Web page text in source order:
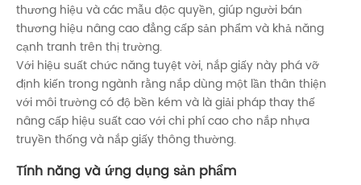
thương hiệu và các mẫu độc quyền, giúp người bán
thương hiệu nâng cao đẳng cấp sản phẩm và khả năng
cạnh tranh trên thị trường.
Với hiệu suất chức năng tuyệt vời, nắp giấy này phá vỡ
định kiến ​​trong ngành rằng nắp dùng một lần thân thiện
với môi trường có độ bền kém và là giải pháp thay thế
nâng cấp hiệu suất cao với chi phí cao cho nắp nhựa
truyền thống và nắp giấy thông thường.
Tính năng và ứng dụng sản phẩm